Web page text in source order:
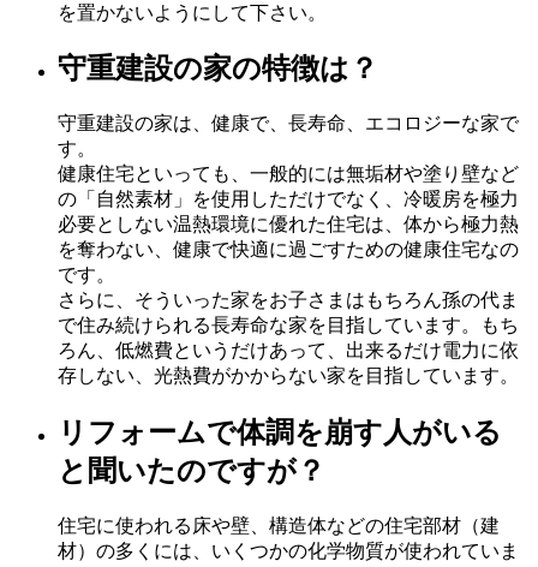
を置かないようにして下さい。
守重建設の家の特徴は？
守重建設の家は、健康で、長寿命、エコロジーな家で
す。
健康住宅といっても、一般的には無垢材や塗り壁など
の「自然素材」を使用しただけでなく、冷暖房を極力
必要としない温熱環境に優れた住宅は、体から極力熱
を奪わない、健康で快適に過ごすための健康住宅なの
です。
さらに、そういった家をお子さまはもちろん孫の代ま
で住み続けられる長寿命な家を目指しています。もち
ろん、低燃費というだけあって、出来るだけ電力に依
存しない、光熱費がかからない家を目指しています。
リフォームで体調を崩す人がいる
と聞いたのですが？
住宅に使われる床や壁、構造体などの住宅部材（建
材）の多くには、いくつかの化学物質が使われていま